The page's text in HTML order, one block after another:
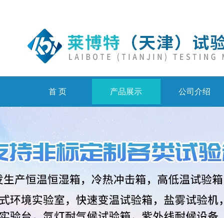
首 页 产品展示 公司介绍